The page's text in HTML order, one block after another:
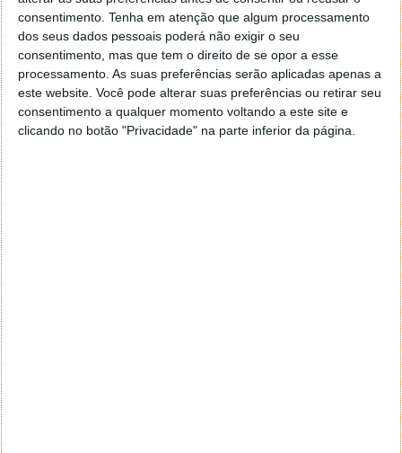
consentimento. Tenha em atenção que algum processamento
dos seus dados pessoais poderá não exigir o seu
consentimento, mas que tem o direito de se opor a esse
processamento. As suas preferências serão aplicadas apenas a
este website. Você pode alterar suas preferências ou retirar seu
consentimento a qualquer momento voltando a este site e
clicando no botão "Privacidade" na parte inferior da página.
rato faz propriedades. Depois no separador Menu ‘Iniciar’
clica no botão ‘Personalizar’ aí encontrarás no separador
geral a opção para escolheres o Browser com que queres
navegar e o gestor de e-mail. Caso não consigas chegar lá,
vais ao teu Firefox e nas ferramentas ou tools escolhes
‘Opções’ ou ‘Options’ icon geral da então janela aberta e
logo perto do fim encontras um local para colocares um